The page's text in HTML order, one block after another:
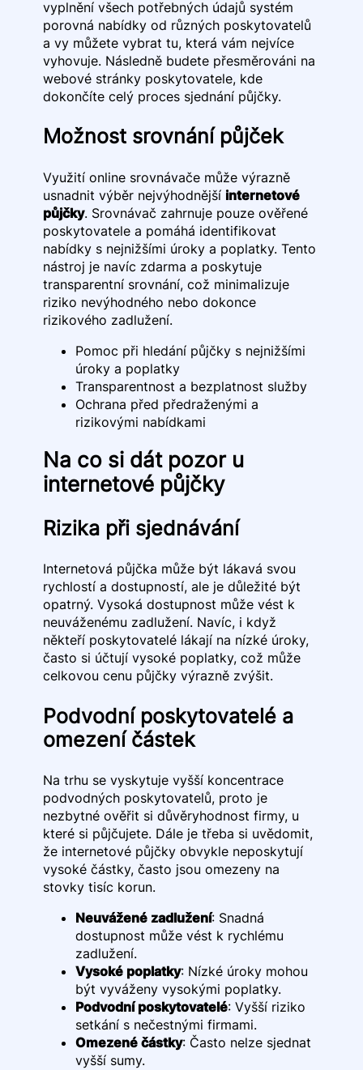
vyplnění všech potřebných údajů systém
porovná nabídky od různých poskytovatelů
a vy můžete vybrat tu, která vám nejvíce
vyhovuje. Následně budete přesměrováni na
webové stránky poskytovatele, kde
dokončíte celý proces sjednání půjčky.
Možnost srovnání půjček
Využití online srovnávače může výrazně
usnadnit výběr nejvýhodnější internetové
půjčky. Srovnávač zahrnuje pouze ověřené
poskytovatele a pomáhá identifikovat
nabídky s nejnižšími úroky a poplatky. Tento
nástroj je navíc zdarma a poskytuje
transparentní srovnání, což minimalizuje
riziko nevýhodného nebo dokonce
rizikového zadlužení.
Pomoc při hledání půjčky s nejnižšími
úroky a poplatky
Transparentnost a bezplatnost služby
Ochrana před předraženými a
rizikovými nabídkami
Na co si dát pozor u
internetové půjčky
Rizika při sjednávání
Internetová půjčka může být lákavá svou
rychlostí a dostupností, ale je důležité být
opatrný. Vysoká dostupnost může vést k
neuváženému zadlužení. Navíc, i když
někteří poskytovatelé lákají na nízké úroky,
často si účtují vysoké poplatky, což může
celkovou cenu půjčky výrazně zvýšit.
Podvodní poskytovatelé a
omezení částek
Na trhu se vyskytuje vyšší koncentrace
podvodných poskytovatelů, proto je
nezbytné ověřit si důvěryhodnost firmy, u
které si půjčujete. Dále je třeba si uvědomit,
že internetové půjčky obvykle neposkytují
vysoké částky, často jsou omezeny na
stovky tisíc korun.
Neuvážené zadlužení: Snadná
dostupnost může vést k rychlému
zadlužení.
Vysoké poplatky: Nízké úroky mohou
být vyváženy vysokými poplatky.
Podvodní poskytovatelé: Vyšší riziko
setkání s nečestnými firmami.
Omezené částky: Často nelze sjednat
vyšší sumy.